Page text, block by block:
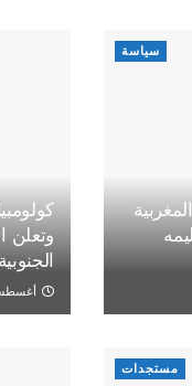
سياسة
وتعلن
الجنوبية
أغسطس 8,
مستجدات